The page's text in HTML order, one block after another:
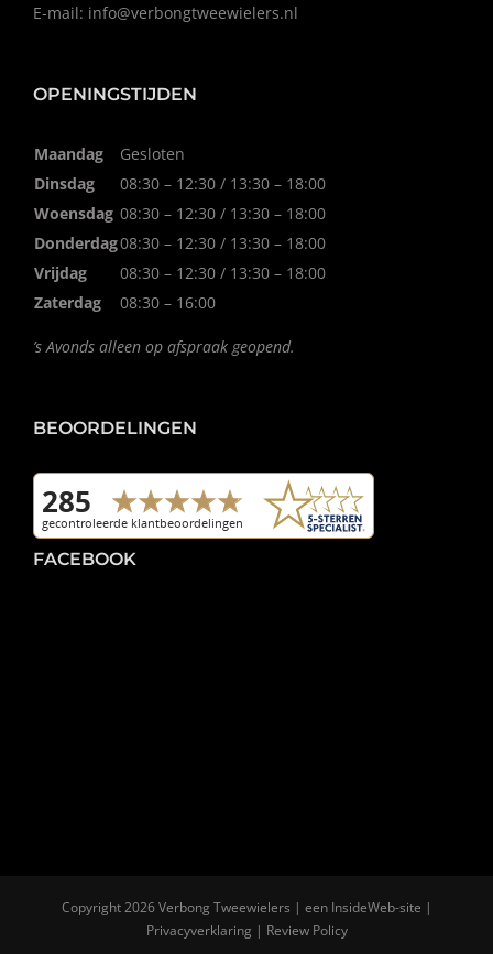
E-mail: info@verbongtweewielers.nl
OPENINGSTIJDEN
Maandag
Gesloten
Dinsdag
08:30 – 12:30 / 13:30 – 18:00
Woensdag 08:30 – 12:30 / 13:30 – 18:00
Donderdag08:30 – 12:30 / 13:30 – 18:00
Vrijdag
08:30 – 12:30 / 13:30 – 18:00
Zaterdag
08:30 – 16:00
’s Avonds alleen op afspraak geopend.
BEOORDELINGEN
FACEBOOK
Copyright2026 Verbong Tweewielers | een InsideWeb-site |
Privacyverklaring | Review Policy